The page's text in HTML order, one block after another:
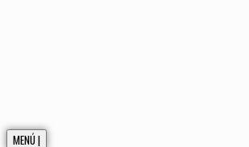
MENÚ |